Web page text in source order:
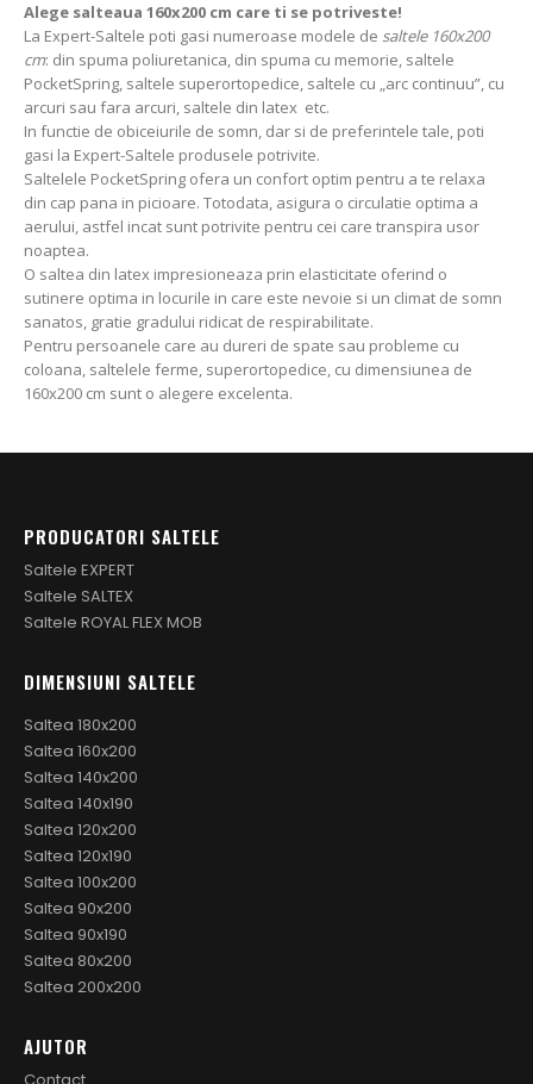
Alege salteaua 160x200 cm care ti se potriveste!
La Expert-Saltele poti gasi numeroase modele de saltele 160x200
cm: din spuma poliuretanica, din spuma cu memorie, saltele
PocketSpring, saltele superortopedice, saltele cu „arc continuu”, cu
arcuri sau fara arcuri, saltele din latex etc.
In functie de obiceiurile de somn, dar si de preferintele tale, poti
gasi la Expert-Saltele produsele potrivite.
Saltelele PocketSpring ofera un confort optim pentru a te relaxa
din cap pana in picioare. Totodata, asigura o circulatie optima a
aerului, astfel incat sunt potrivite pentru cei care transpira usor
noaptea.
O saltea din latex impresioneaza prin elasticitate oferind o
sutinere optima in locurile in care este nevoie si un climat de somn
sanatos, gratie gradului ridicat de respirabilitate.
Pentru persoanele care au dureri de spate sau probleme cu
coloana, saltelele ferme, superortopedice, cu dimensiunea de
160x200 cm sunt o alegere excelenta.
PRODUCATORI SALTELE
Saltele EXPERT
Saltele SALTEX
Saltele ROYAL FLEX MOB
DIMENSIUNI SALTELE
Saltea 180x200
Saltea 160x200
Saltea 140x200
Saltea 140x190
Saltea 120x200
Saltea 120x190
Saltea 100x200
Saltea 90x200
Saltea 90x190
Saltea 80x200
Saltea 200x200
AJUTOR